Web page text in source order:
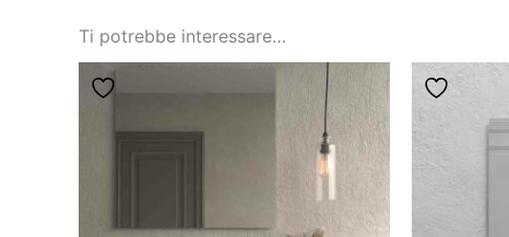
Ti potrebbe interessare…